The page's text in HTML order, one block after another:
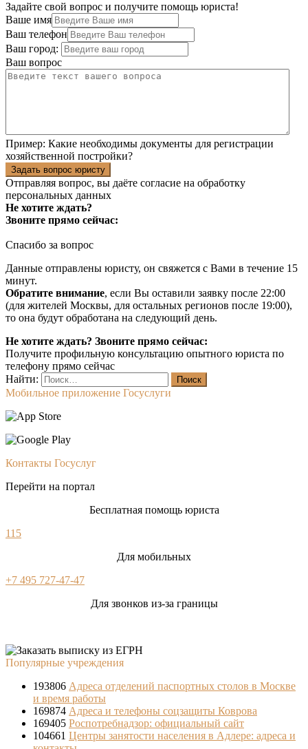
Задайте свой вопрос и получите помощь юриста!
Ваше имя
Ваш телефон
Ваш город:
Ваш вопрос
Пример: Какие необходимы документы для регистрации
хозяйственной постройки?
Задать вопрос юристу
Отправляя вопрос, вы даёте согласие на обработку
персональных данных
Не хотите ждать?
Звоните прямо сейчас:
Спасибо за вопрос
Данные отправлены юристу, он свяжется с Вами в течение 15
минут.
Обратите внимание, если Вы оставили заявку после 22:00
(для жителей Москвы, для остальных регионов после 19:00),
то она будут обработана на следующий день.
Не хотите ждать? Звоните прямо сейчас:
Получите профильную консультацию опытного юриста по
телефону прямо сейчас
Найти:
Мобильное приложение Госуслуги
Контакты Госуслуг
Перейти на портал
Бесплатная помощь юриста
115
Для мобильных
+7 495 727-47-47
Для звонков из-за границы
Популярные учреждения
193806 Адреса отделений паспортных столов в Москве
и время работы
169874 Адреса и телефоны соцзащиты Коврова
169405 Роспотребнадзор: официальный сайт
104661 Центры занятости населения в Адлере: адреса и